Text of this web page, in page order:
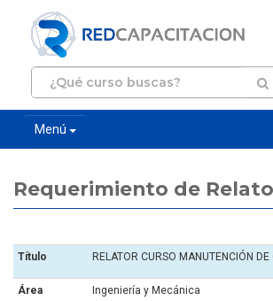
Menú
Requerimiento de
Título RELATOR CURSO MANUTENCIÓN DE
Área Ingeniería y Mecánica